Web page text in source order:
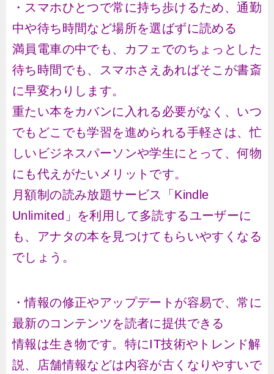
・スマホひとつで常に持ち歩けるため、通勤
中や待ち時間など場所を選ばずに読める
満員電車の中でも、カフェでのちょっとした
待ち時間でも、スマホさえあればそこが書斎
に早変わりします。
重たい本をカバンに入れる必要がなく、いつ
でもどこでも学習を進められる手軽さは、忙
しいビジネスパーソンや学生にとって、何物
にも代えがたいメリットです。
月額制の読み放題サービス「Kindle
Unlimited」を利用して多読するユーザーに
も、アナタの本を見つけてもらいやすくなる
でしょう。
・情報の修正やアップデートが容易で、常に
最新のコンテンツを読者に提供できる
情報は生き物です。特にIT技術やトレンド解
説、店舗情報などは内容が古くなりやすいで